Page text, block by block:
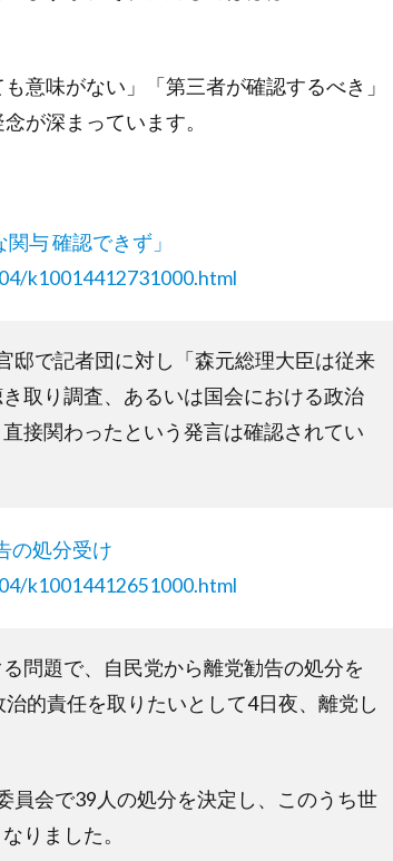
意味がない」「第三者が確認するべき」
が深まっています。
与 確認できず」
k10014412731000.html
邸で記者団に対し「森元総理大臣は従来
取り調査、あるいは国会における政治
接関わったという発言は確認されてい
の処分受け
k10014412651000.html
問題で、自民党から離党勧告の処分を
的責任を取りたいとして4日夜、離党し
員会で39人の処分を決定し、このうち世
りました。